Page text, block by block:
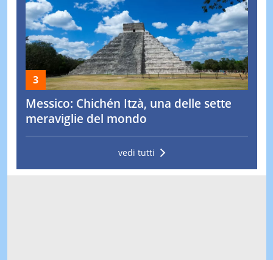
Messico: Chichén Itzà, una delle sette
meraviglie del mondo
vedi tutti